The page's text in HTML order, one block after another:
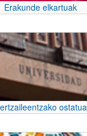
Erakunde elkartuak
ostatua